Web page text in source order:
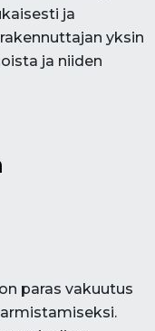
ja
yksin
ja niiden
on paras vakuutus